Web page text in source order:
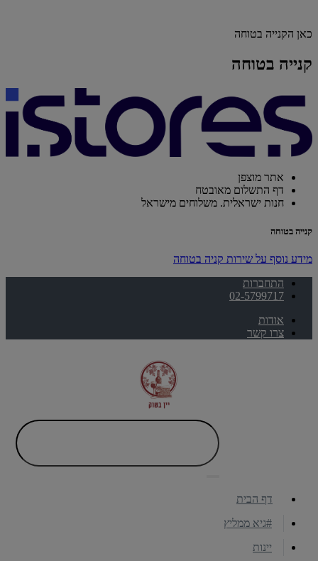
כאן הקנייה בטוחה
קנייה בטוחה
אתר מוצפן
דף התשלום מאובטח
חנות ישראלית. משלוחים מישראל
קנייה בטוחה
מידע נוסף על שירות קניה בטוחה
התחברות
02-5799717
אודות
צרו קשר
דף הבית
#גיא ממליץ
יינות